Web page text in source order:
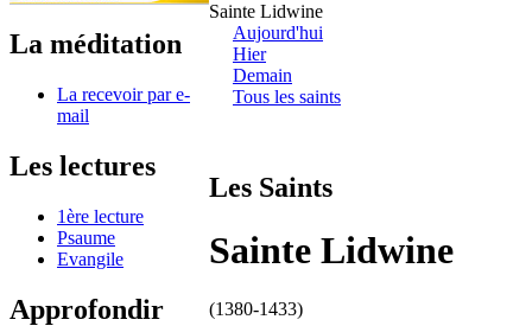
La méditation
La recevoir par e-
mail
Les lectures
1ère lecture
Psaume
Evangile
Approfondir
Sainte Lidwine
Aujourd'hui
Hier
Demain
Tous les saints
Les Saints
Sainte Lidwine
(1380-1433)